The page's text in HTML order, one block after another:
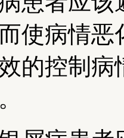
使病情
的控制